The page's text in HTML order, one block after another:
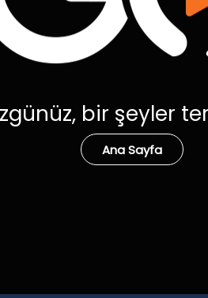
bir şeyler
Ana Sayfa